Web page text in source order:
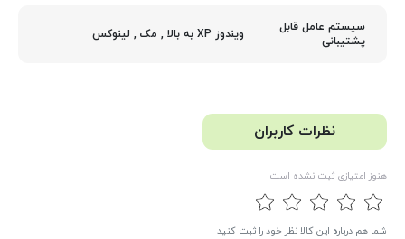
سیستم عامل قابل
پشتیبانی
ویندوز XP به بالا , مک , لینوکس
نظرات کاربران
هنوز امتیازی ثبت نشده است
شما هم درباره این کالا نظر خود را ثبت کنید